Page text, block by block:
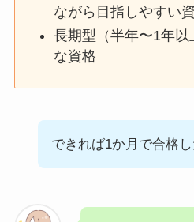
ながら目指しやすい
長期型（半年〜1年
な資格
できれば1か月で合格し